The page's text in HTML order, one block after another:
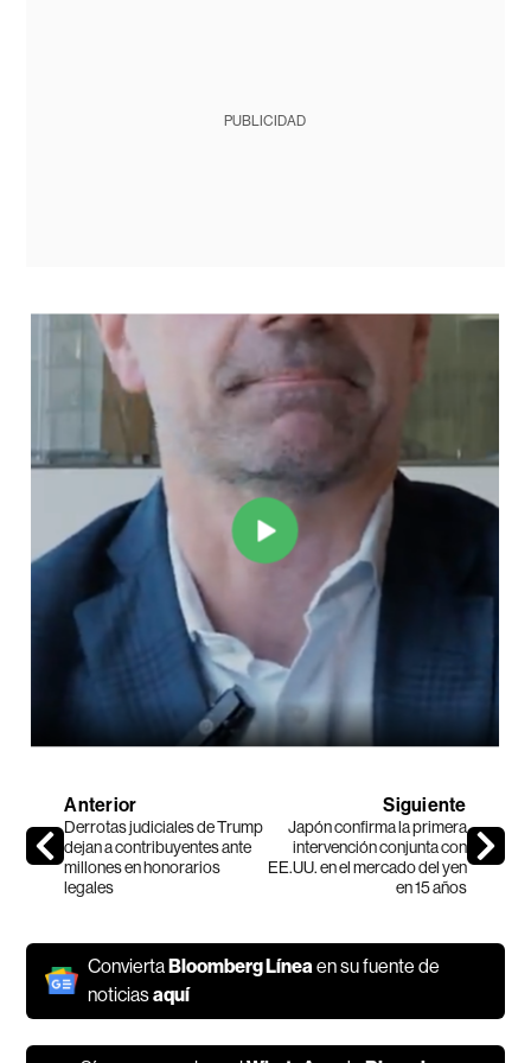
PUBLICIDAD
Anterior
Derrotas judiciales de Trump
dejan a contribuyentes ante
millones en honorarios
legales
Siguiente
Japón confirma la primera
intervención conjunta con
EE.UU. en el mercado del yen
en 15 años
ConviertaBloomberg Línea en su fuente de
noticiasaquí